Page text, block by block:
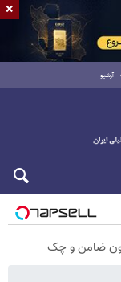
آرشیو
×